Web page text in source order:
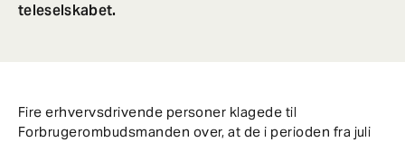
teleselskabet.
Fire erhvervsdrivende personer klagede til
Forbrugerombudsmanden over, at de i perioden fra juli